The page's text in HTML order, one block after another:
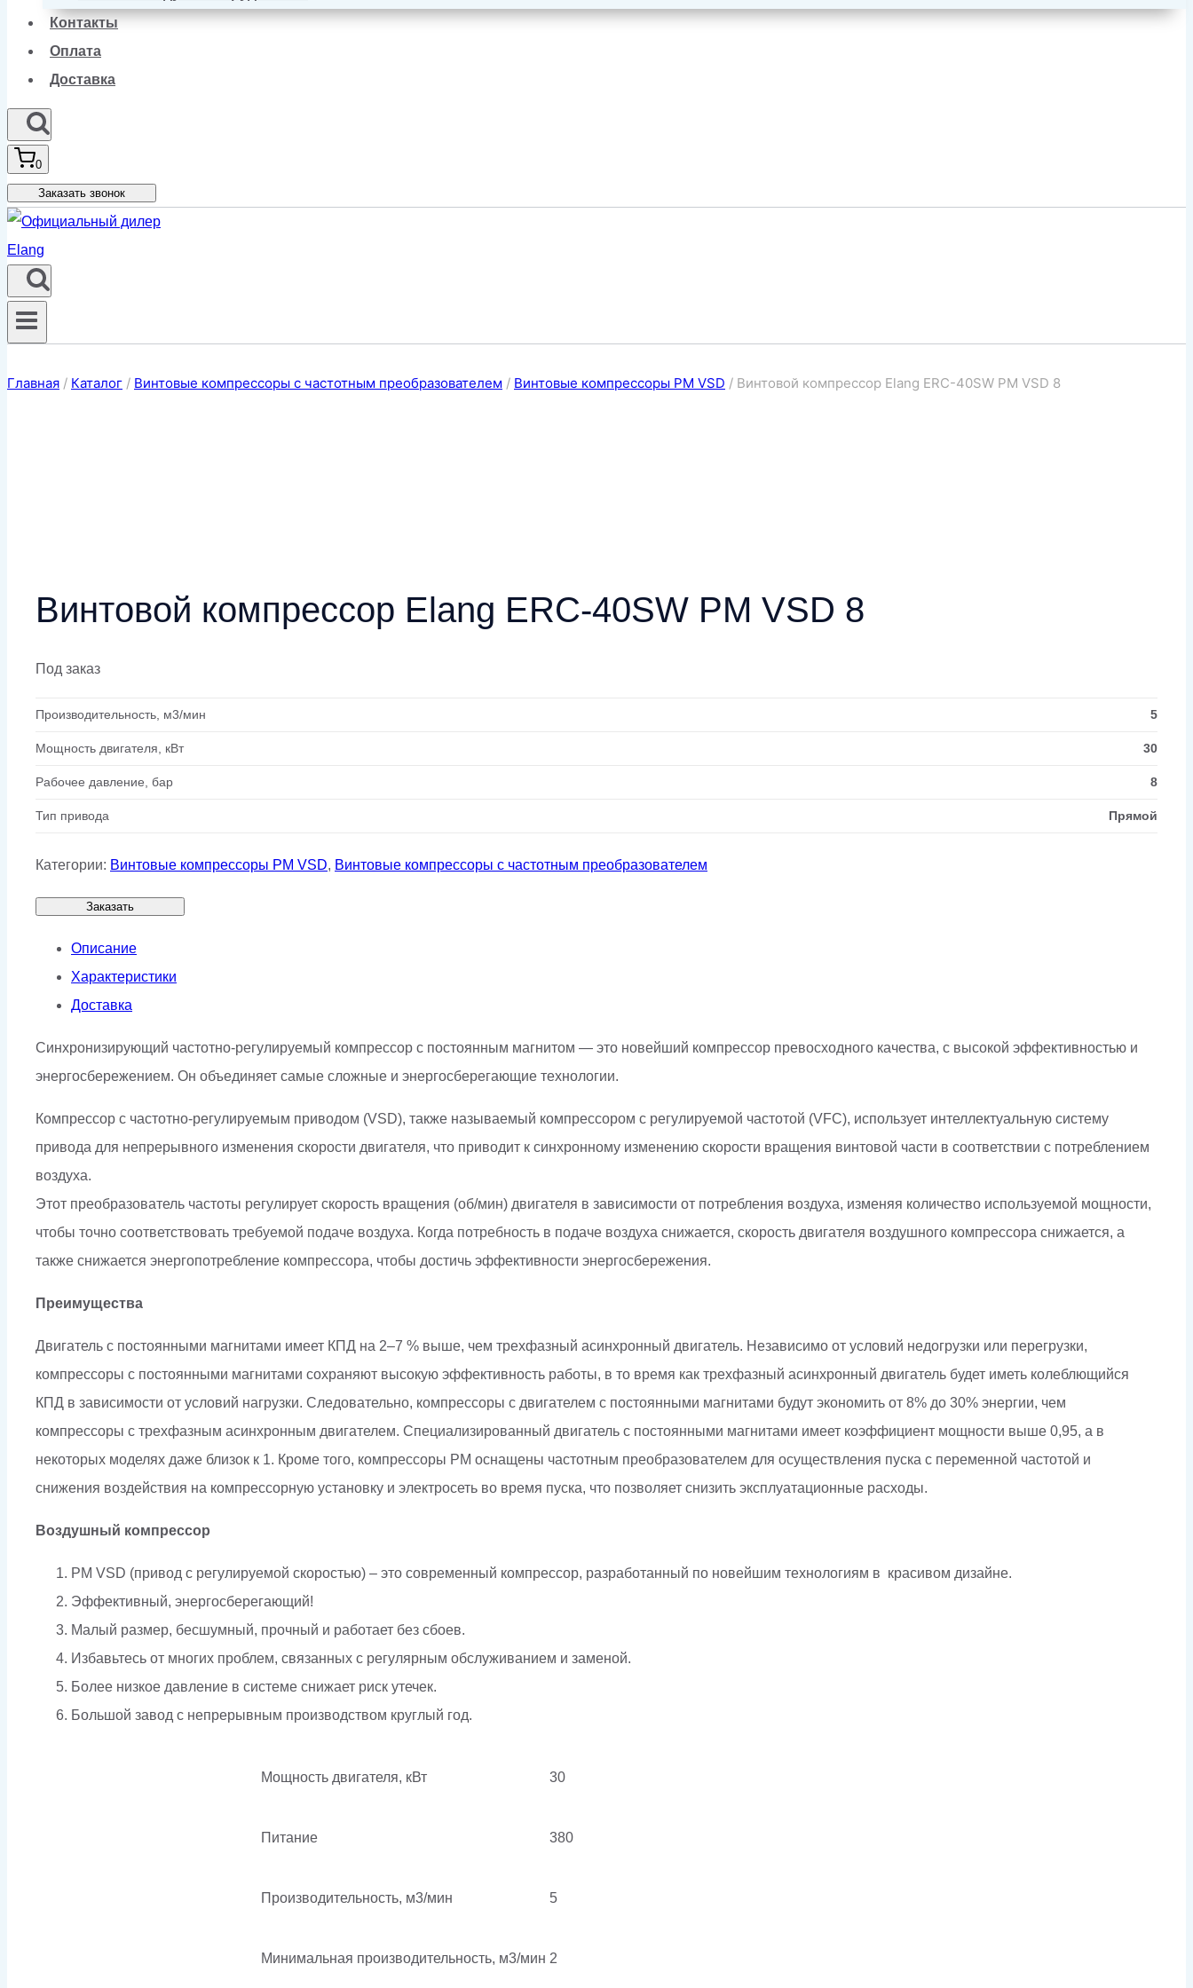
Контакты
Оплата
Доставка
0
Заказать звонок
Главная / Каталог / Винтовые компрессоры с частотным преобразователем / Винтовые компрессоры PM VSD / Винтовой компрессор Elang ERC-40SW PM VSD 8
Винтовой компрессор Elang ERC-40SW PM VSD 8
Под заказ
Производительность, м3/мин 5
Мощность двигателя, кВт 30
Рабочее давление, бар 8
Тип привода Прямой
Категории: Винтовые компрессоры PM VSD, Винтовые компрессоры с частотным преобразователем
Заказать
Описание
Характеристики
Доставка
Синхронизирующий частотно-регулируемый компрессор с постоянным магнитом — это новейший компрессор превосходного качества, с высокой эффективностью и
энергосбережением. Он объединяет самые сложные и энергосберегающие технологии.
Компрессор с частотно-регулируемым приводом (VSD), также называемый компрессором с регулируемой частотой (VFC), использует интеллектуальную систему
привода для непрерывного изменения скорости двигателя, что приводит к синхронному изменению скорости вращения винтовой части в соответствии с потреблением
воздуха.
Этот преобразователь частоты регулирует скорость вращения (об/мин) двигателя в зависимости от потребления воздуха, изменяя количество используемой мощности,
чтобы точно соответствовать требуемой подаче воздуха. Когда потребность в подаче воздуха снижается, скорость двигателя воздушного компрессора снижается, а
также снижается энергопотребление компрессора, чтобы достичь эффективности энергосбережения.
Преимущества
Двигатель с постоянными магнитами имеет КПД на 2–7 % выше, чем трехфазный асинхронный двигатель. Независимо от условий недогрузки или перегрузки,
компрессоры с постоянными магнитами сохраняют высокую эффективность работы, в то время как трехфазный асинхронный двигатель будет иметь колеблющийся
КПД в зависимости от условий нагрузки. Следовательно, компрессоры с двигателем с постоянными магнитами будут экономить от 8% до 30% энергии, чем
компрессоры с трехфазным асинхронным двигателем. Специализированный двигатель с постоянными магнитами имеет коэффициент мощности выше 0,95, а в
некоторых моделях даже близок к 1. Кроме того, компрессоры PM оснащены частотным преобразователем для осуществления пуска с переменной частотой и
снижения воздействия на компрессорную установку и электросеть во время пуска, что позволяет снизить эксплуатационные расходы.
Воздушный компрессор
PM VSD (привод с регулируемой скоростью) – это современный компрессор, разработанный по новейшим технологиям в красивом дизайне.
Эффективный, энергосберегающий!
Малый размер, бесшумный, прочный и работает без сбоев.
Избавьтесь от многих проблем, связанных с регулярным обслуживанием и заменой.
Более низкое давление в системе снижает риск утечек.
Большой завод с непрерывным производством круглый год.
Мощность двигателя, кВт 30
Питание 380
Производительность, м3/мин 5
Минимальная производительность, м3/мин 2